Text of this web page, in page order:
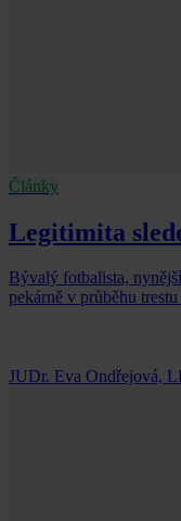
Články
Legitimita
Bývalý fotbalista,
pekárně v průběhu
JUDr. Eva Ondřejová,